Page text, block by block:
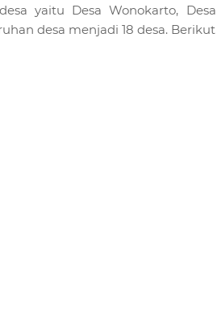
yaitu Desa Wonokarto, Desa
desa menjadi 18 desa. Berikut